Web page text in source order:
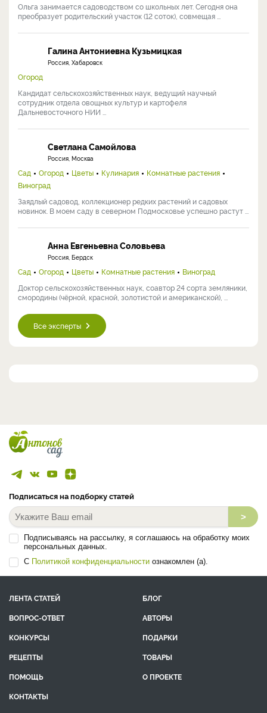
Ольга занимается садоводством со школьных лет. Сегодня она
преобразует родительский участок (12 соток), совмещая ...
Галина Антониевна Кузьмицкая
Россия, Хабаровск
Огород
Кандидат сельскохозяйственных наук, ведущий научный
сотрудник отдела овощных культур и картофеля
Дальневосточного НИИ ...
Светлана Самойлова
Россия, Москва
Сад Огород Цветы Кулинария
Комнатные растения
Виноград
Заядлый садовод, коллекционер редких растений и садовых
новинок. В моем саду в северном Подмосковье успешно растут ...
Анна Евгеньевна Соловьева
Россия, Бердск
Сад Огород Цветы Комнатные растения
Виноград
Доктор сельскохозяйственных наук, соавтор 24 сорта земляники,
смородины (чёрной, красной, золотистой и американской), ...
Все эксперты
Подписаться на подборку статей
>
Подписываясь на рассылку, я соглашаюсь на обработку моих
персональных данных.
С Политикой конфиденциальности ознакомлен (а).
ЛЕНТА СТАТЕЙ
БЛОГ
ВОПРОС-ОТВЕТ
АВТОРЫ
КОНКУРСЫ
ПОДАРКИ
РЕЦЕПТЫ
ТОВАРЫ
ПОМОЩЬ
О ПРОЕКТЕ
КОНТАКТЫ